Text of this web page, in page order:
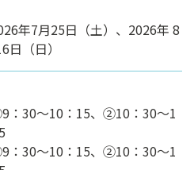
年7月25日（土）、2026年 8
（日）
30～10：15、②10：30～1
30～10：15、②10：30～1